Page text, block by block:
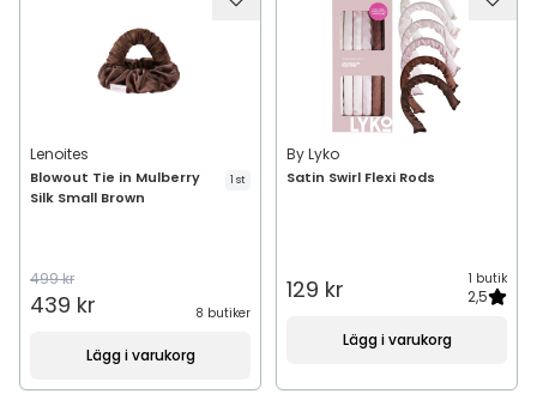
Lenoites
Blowout Tie in Mulberry
Silk Small Brown
1 st
499 kr
439 kr 8 butiker
Lägg i varukorg
By Lyko
Satin Swirl Flexi Rods
129 kr 1 butik
2,5
Lägg i varukorg